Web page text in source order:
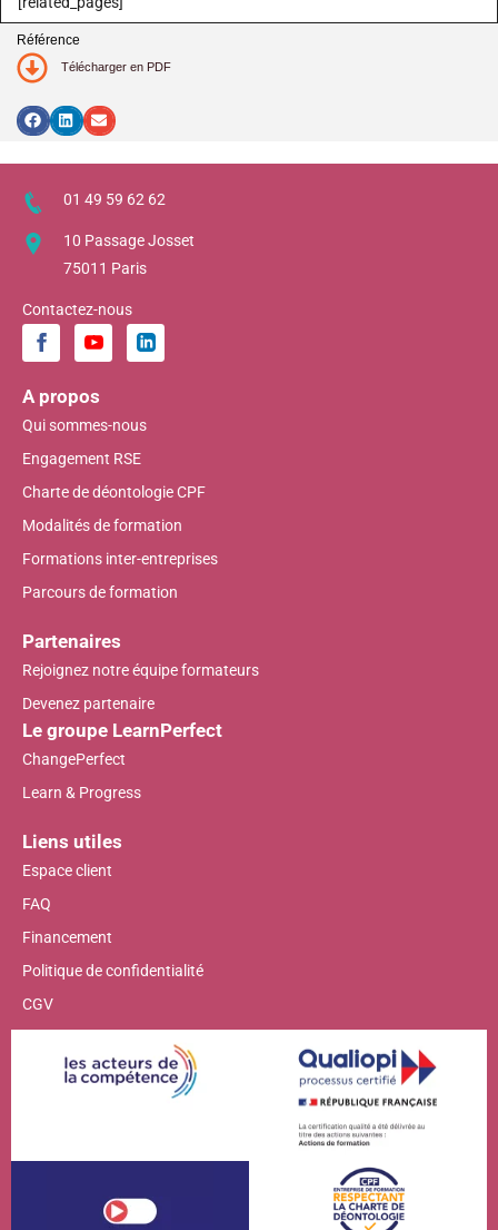
Référence
Télécharger en PDF
01 49 59 62 62
10 Passage Josset
75011 Paris
Contactez-nous
A propos
Qui sommes-nous
Engagement RSE
Charte de déontologie CPF
Modalités de formation
Formations inter-entreprises
Parcours de formation
Partenaires
Rejoignez notre équipe formateurs
Devenez partenaire
Le groupe LearnPerfect
ChangePerfect
Learn & Progress
Liens utiles
Espace client
FAQ
Financement
Politique de confidentialité
CGV